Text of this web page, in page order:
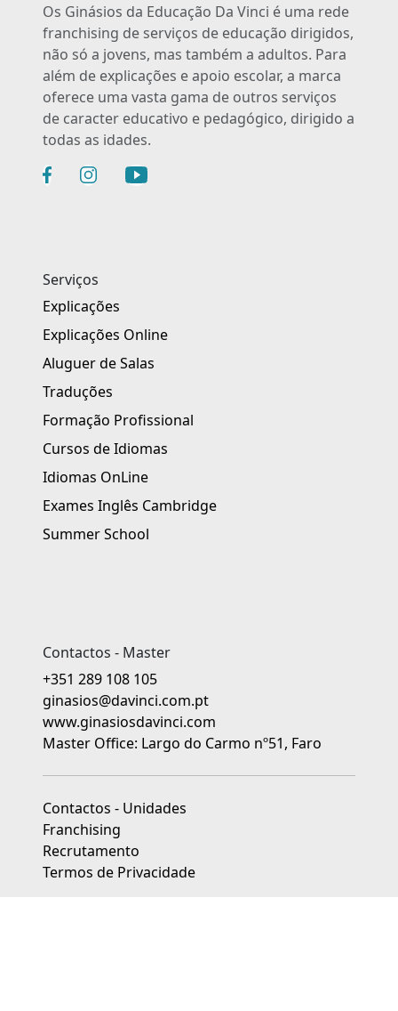
Os Ginásios da Educação Da Vinci é uma rede
franchising de serviços de educação dirigidos,
não só a jovens, mas também a adultos. Para
além de explicações e apoio escolar, a marca
oferece uma vasta gama de outros serviços
de caracter educativo e pedagógico, dirigido a
todas as idades.
Serviços
Explicações
Explicações Online
Aluguer de Salas
Traduções
Formação Profissional
Cursos de Idiomas
Idiomas OnLine
Exames Inglês Cambridge
Summer School
Contactos - Master
+351 289 108 105
ginasios@davinci.com.pt
www.ginasiosdavinci.com
Master Office: Largo do Carmo nº51, Faro
Contactos - Unidades
Franchising
Recrutamento
Termos de Privacidade